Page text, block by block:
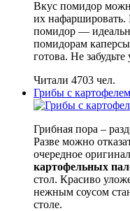
Вкус помидор
их нафаршировать.
помидор —
помидорам
готова. Не
Читали 4703 чел.
Грибы с картофелем
Грибная пора –
Разве можно
очередное
картофельных
стол. Красиво
нежным соусом
столе.